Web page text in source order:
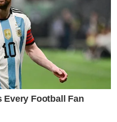
Every Football Fan